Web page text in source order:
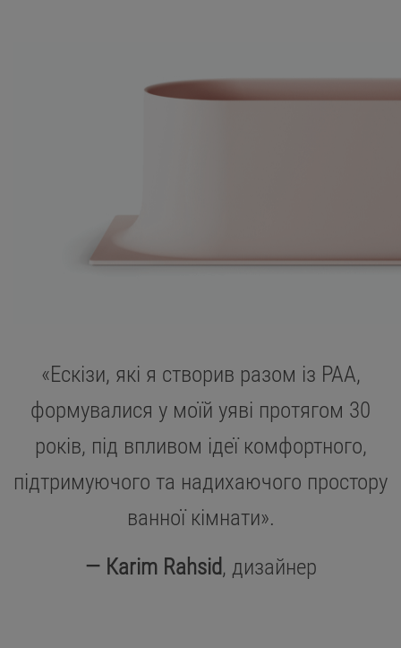
«Ескізи, які я створив разом із PAA,
формувалися у моїй уяві протягом 30
років, під впливом ідеї комфортного,
підтримуючого та надихаючого простору
ванної кімнати».
— Каrim Rahsid, дизайнер